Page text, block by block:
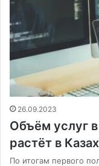
26.09.2023
Объём услуг
растёт в
По итогам первого